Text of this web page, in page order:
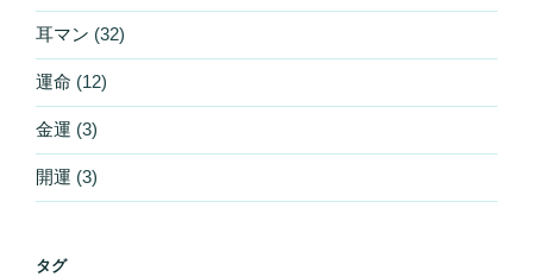
耳マン (32)
運命 (12)
金運 (3)
開運 (3)
タグ